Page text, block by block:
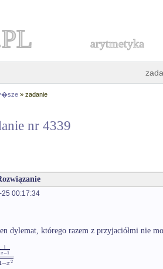
arytmetyka
» zadanie
nr 4339
00:17:34
dylemat, którego razem z przyjaciółmi nie
1
x−1
−x2